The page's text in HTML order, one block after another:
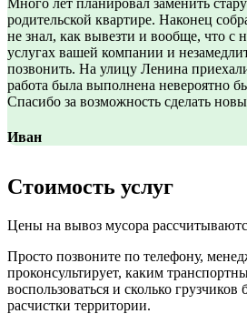
родительской квартире. Наконец
не знал, как вывезти и вообще, что с
услугах вашей компании и
позвонить. На улицу Ленина
работа была выполнена невероятно
Спасибо за возможность сделать
Иван
Стоимость услуг
Цены на вывоз мусора
Просто позвоните по телефону,
проконсультирует, каким
воспользоваться и сколько грузчиков
расчистки территории.